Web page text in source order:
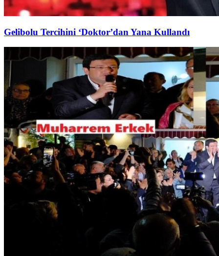
Gelibolu Tercihini ‘Doktor’dan Yana Kullandı